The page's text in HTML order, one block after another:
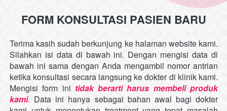
FORM KONSULTASI PASIEN BARU
Terima kasih sudah berkunjung ke halaman website kami.
Silahkan isi data di bawah ini. Dengan mengisi data di
bawah ini sama dengan Anda mengambil nomor antrian
ketika konsultasi secara langsung ke dokter di klinik kami.
Mengisi form ini tidak berarti harus membeli produk
kami. Data ini hanya sebagai bahan awal bagi dokter